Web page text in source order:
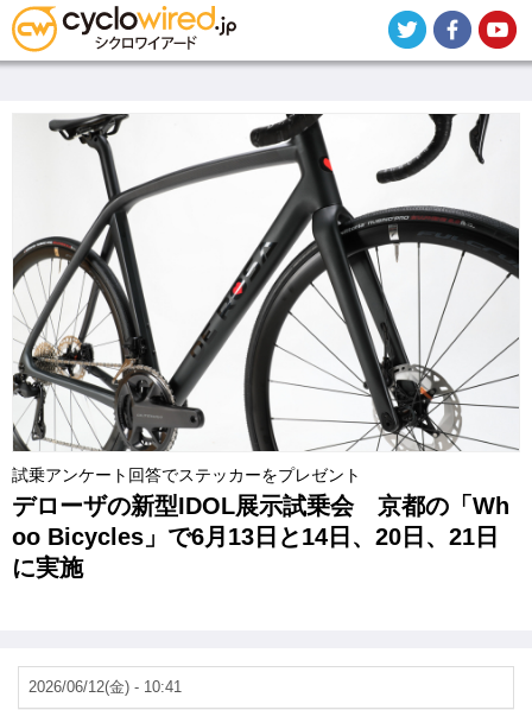
メ
イ
試乗アンケート回答でステッカーをプレゼント
デローザの新型IDOL展示試乗会 京都の「Wh
oo Bicycles」で6月13日と14日、20日、21日
に実施
2026/06/12(金) - 10:41